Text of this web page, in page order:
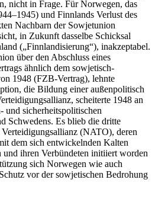
nicht in Frage. Für Norwegen, das
und Finnlands Verlust des
Nachbarn der Sowjetunion
in Zukunft dasselbe Schicksal
(„Finnlandisierung“), inakzeptabel.
über den Abschluss eines
ähnlich dem sowjetisch-
1948 (FZB-Vertrag), lehnte
die Bildung einer außenpolitisch
scheiterte 1948 an
und sicherheitspolitischen
Schwedens. Es blieb die dritte
(NATO), deren
dem sich entwickelnden Kalten
ihren Verbündeten initiiert worden
sich Norwegen wie auch
vor der sowjetischen Bedrohung